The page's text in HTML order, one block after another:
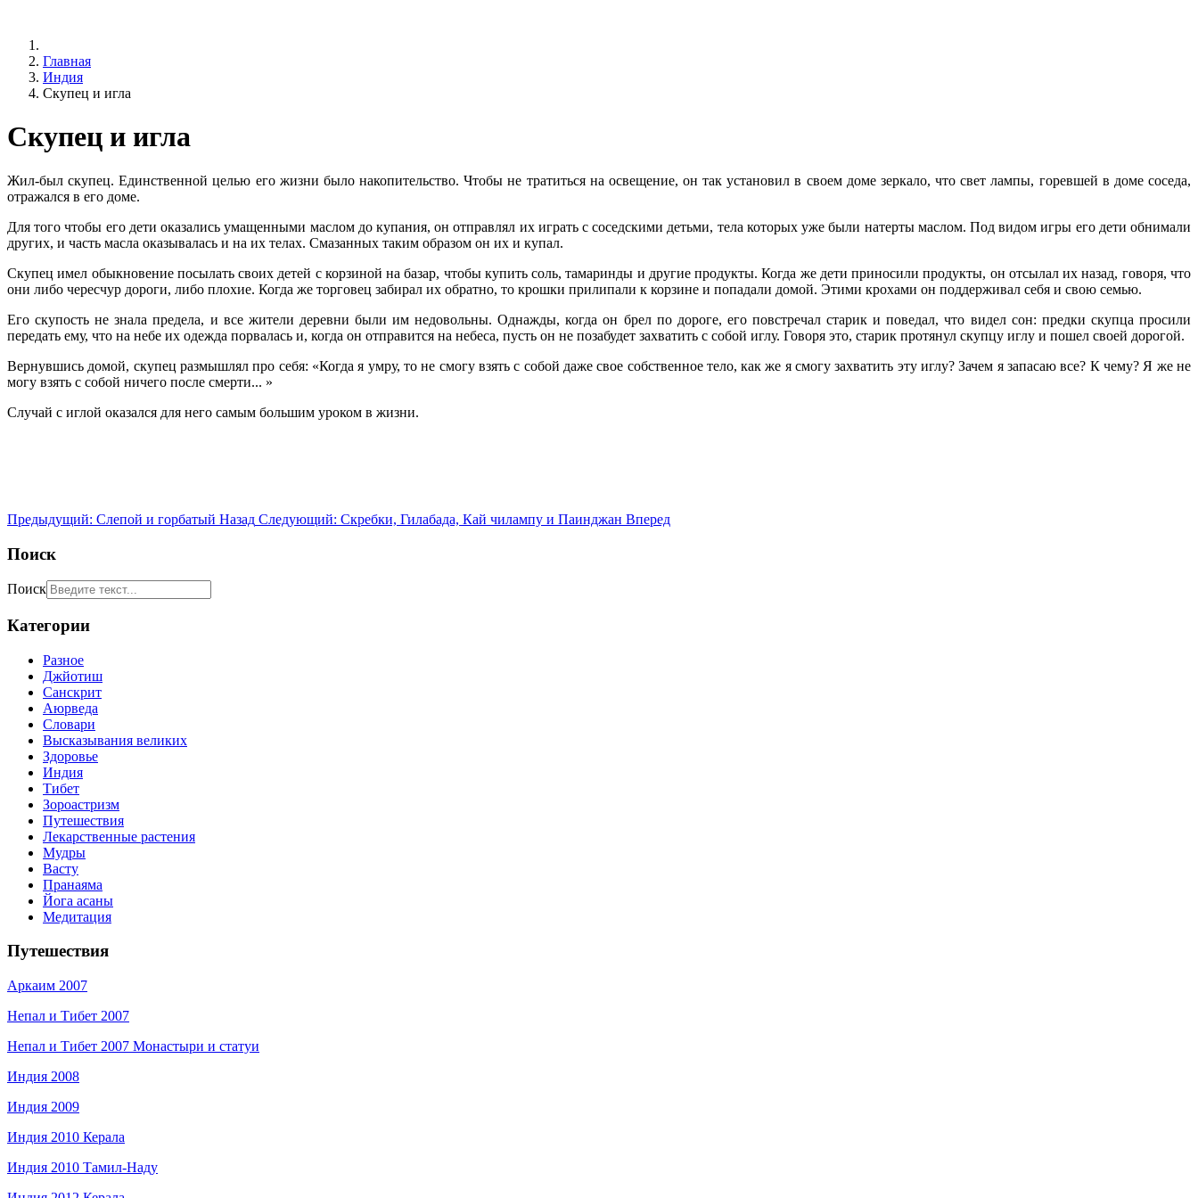
Главная
Индия
Скупец и игла
Скупец и игла
Жил-был скупец. Единственной целью его жизни было накопительство. Чтобы не тратиться на освещение, он так установил в своем доме зеркало, что свет лампы, горевшей в доме соседа,
отражался в его доме.
Для того чтобы его дети оказались умащенными маслом до купания, он отправлял их играть с соседскими детьми, тела которых уже были натерты маслом. Под видом игры его дети обнимали
других, и часть масла оказывалась и на их телах. Смазанных таким образом он их и купал.
Скупец имел обыкновение посылать своих детей с корзиной на базар, чтобы купить соль, тамаринды и другие продукты. Когда же дети приносили продукты, он отсылал их назад, говоря, что
они либо чересчур дороги, либо плохие. Когда же торговец забирал их обратно, то крошки прилипали к корзине и попадали домой. Этими крохами он поддерживал себя и свою семью.
Его скупость не знала предела, и все жители деревни были им недовольны. Однажды, когда он брел по дороге, его повстречал старик и поведал, что видел сон: предки скупца просили
передать ему, что на небе их одежда порвалась и, когда он отправится на небеса, пусть он не позабудет захватить с собой иглу. Говоря это, старик протянул скупцу иглу и пошел своей дорогой.
Вернувшись домой, скупец размышлял про себя: «Когда я умру, то не смогу взять с собой даже свое собственное тело, как же я смогу захватить эту иглу? Зачем я запасаю все? К чему? Я же не
могу взять с собой ничего после смерти... »
Случай с иглой оказался для него самым большим уроком в жизни.
Предыдущий: Слепой и горбатый Назад Следующий: Скребки, Гилабада, Кай чилампу и Паинджан Вперед
Поиск
Поиск
Категории
Разное
Джйотиш
Санскрит
Аюрведа
Словари
Высказывания великих
Здоровье
Индия
Тибет
Зороастризм
Путешествия
Лекарственные растения
Мудры
Васту
Пранаяма
Йога асаны
Медитация
Путешествия
Аркаим 2007
Непал и Тибет 2007
Непал и Тибет 2007 Монастыри и статуи
Индия 2008
Индия 2009
Индия 2010 Керала
Индия 2010 Тамил-Наду